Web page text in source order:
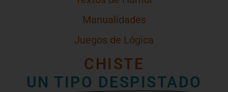
Manualidades
Juegos de Lógica
CHISTE
UN TIPO DESPISTADO